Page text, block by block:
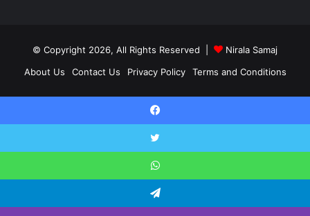
© Copyright 2026, All Rights Reserved |
Nirala Samaj
About Us
Contact Us Privacy Policy Terms and Conditions
Twitter
Facebook
Twitter
WhatsApp
Telegram